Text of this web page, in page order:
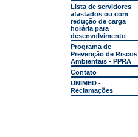
Lista de servidores
afastados ou com
redução de carga
horária para
desenvolvimento
Programa de
Prevenção de Riscos
Ambientais - PPRA
Contato
UNIMED -
Reclamações